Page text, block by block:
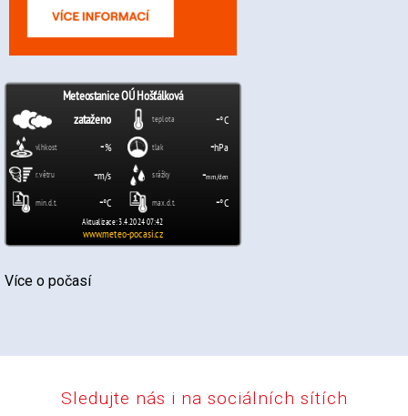
Více o počasí
Sledujte nás i na sociálních sítích